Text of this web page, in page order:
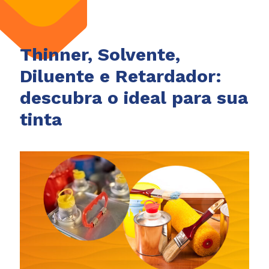
Thinner, Solvente,
Diluente e Retardador:
descubra o ideal para sua
tinta